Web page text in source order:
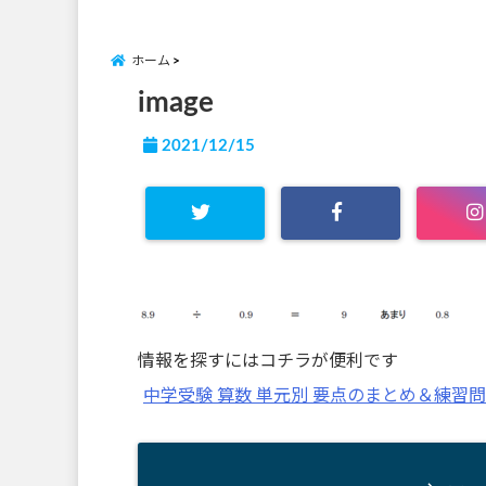
ホーム
image
2021/12/15
情報を探すにはコチラが便利です
中学受験 算数 単元別 要点のまとめ＆練習